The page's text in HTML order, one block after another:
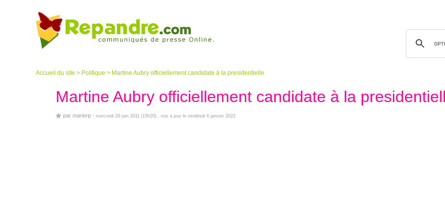
Accueil du site > Politique > Martine Aubry officiellement candidate à la presidentielle
Martine Aubry officiellement candidate à la
par marierp - mercredi 29 juin 2011 (15h20) , mis a jour le vendredi 6 janvier 2023